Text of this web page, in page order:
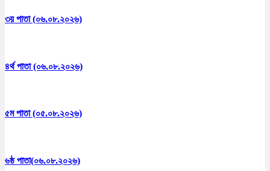
৩য় পাতা (০৬.০৮.২০২৬)
৪র্থ পাতা (০৬.০৮.২০২৬)
৫ম পাতা (০৫.০৮.২০২৬)
৬ষ্ঠ পাতা(০৬.০৮.২০২৬)